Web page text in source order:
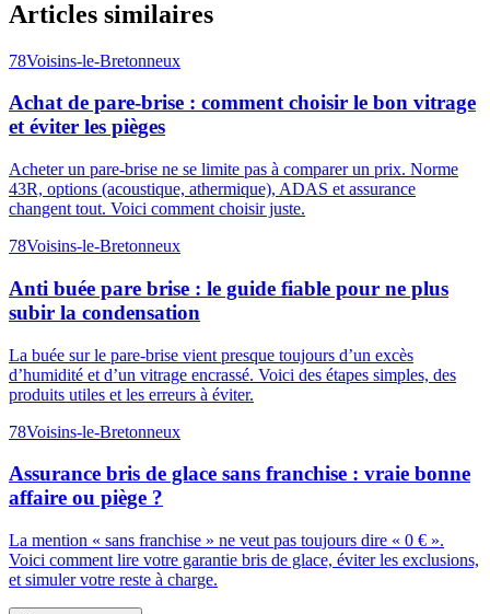
Articles similaires
78Voisins-le-Bretonneux
Achat de pare-brise : comment choisir le bon vitrage
et éviter les pièges
Acheter un pare-brise ne se limite pas à comparer un prix. Norme
43R, options (acoustique, athermique), ADAS et assurance
changent tout. Voici comment choisir juste.
78Voisins-le-Bretonneux
Anti buée pare brise : le guide fiable pour ne plus
subir la condensation
La buée sur le pare-brise vient presque toujours d’un excès
d’humidité et d’un vitrage encrassé. Voici des étapes simples, des
produits utiles et les erreurs à éviter.
78Voisins-le-Bretonneux
Assurance bris de glace sans franchise : vraie bonne
affaire ou piège ?
La mention « sans franchise » ne veut pas toujours dire « 0 € ».
Voici comment lire votre garantie bris de glace, éviter les exclusions,
et simuler votre reste à charge.